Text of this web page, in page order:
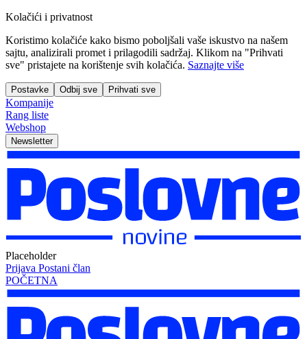
Kolačići i privatnost
Koristimo kolačiće kako bismo poboljšali vaše iskustvo na našem
sajtu, analizirali promet i prilagodili sadržaj. Klikom na "Prihvati
sve" pristajete na korištenje svih kolačića. Saznajte više
Postavke Odbij sve Prihvati sve
Kompanije
Rang liste
Webshop
Newsletter
Placeholder
Prijava Postani član
POČETNA